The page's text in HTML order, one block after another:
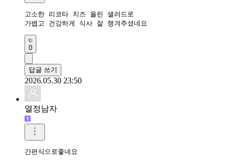
고소한 리코타 치즈 올린 샐러드로
가볍고 건강하게 식사 잘 챙겨주셨네요
0
답글 쓰기
2026.05.30 23:50
열정남자
간편식으로좋네요